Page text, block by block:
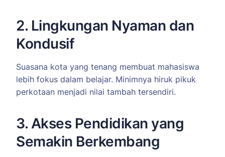
2. Lingkungan Nyaman dan
Kondusif
Suasana kota yang tenang membuat mahasiswa
lebih fokus dalam belajar. Minimnya hiruk pikuk
perkotaan menjadi nilai tambah tersendiri.
3. Akses Pendidikan yang
Semakin Berkembang